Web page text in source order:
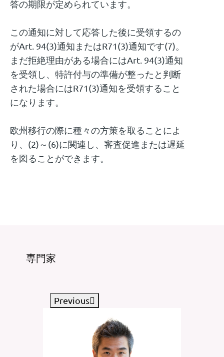
答の期限が定められています。
この通知に対して応答した後に受領するの
がArt. 94(3)通知またはR71(3)通知です(7)。
まだ拒絶理由がある場合にはArt. 94(3)通知
を受領し、特許付与の準備が整ったと判断
された場合にはR71(3)通知を受領すること
になります。
欧州移行の際に種々の方策を取ることによ
り、(2)～(6)に関連し、審査促進または遅延
を図ることができます。
専門家
Previous